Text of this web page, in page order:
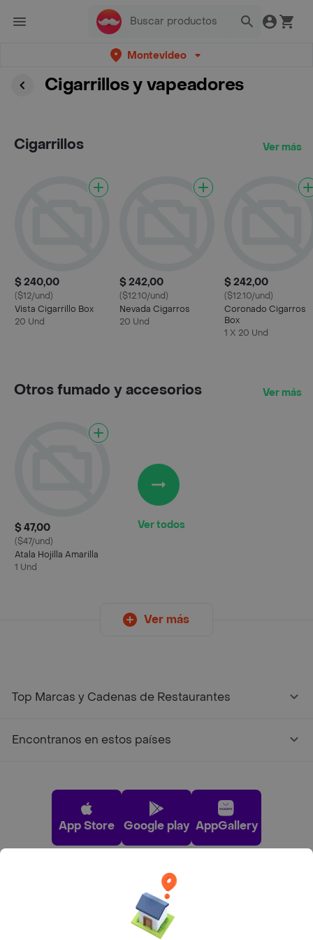
Montevideo
Cigarrillos y vapeadores
Cigarrillos Ver más
$ 240,00
($12/und)
Vista Cigarrillo Box
20 Und
$ 242,00
($12.10/und)
Nevada Cigarros
20 Und
$ 242,00
($12.10/und)
Coronado Cigarros
Box
1 X 20 Und
Otros fumado y accesorios Ver más
$ 47,00
($47/und)
Atala Hojilla Amarilla
1 Und
Ver todos
Ver más
Top Marcas y Cadenas de Restaurantes
Encontranos en estos países
App Store Google play AppGallery
Pide tu comida favorita cerca de ti